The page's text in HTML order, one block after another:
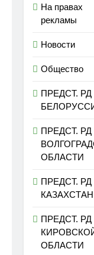
На правах
рекламы
Новости
Общество
ПРЕДСТ. РД
ПРЕДСТ. РД
ОБЛАСТИ
ПРЕДСТ. РД
ПРЕДСТ. РД
ОБЛАСТИ